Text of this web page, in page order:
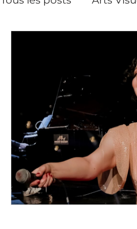
Performance
Soins du visage
Cineaste-Vidéaste
Artiste peintre Paris